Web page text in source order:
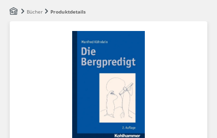
Zum Hauptinhalt springen
Bücher Produktdetails